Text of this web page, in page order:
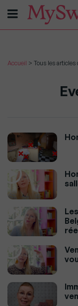
Accueil > Tous les articles